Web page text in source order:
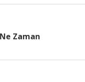
Zaman